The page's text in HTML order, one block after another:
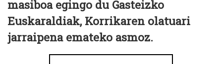
masiboa egingo du Gasteizko
Euskaraldiak, Korrikaren olatuari
jarraipena emateko asmoz.